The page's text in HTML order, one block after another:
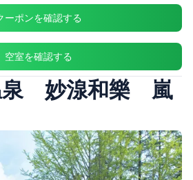
ーポンを確認する
空室を確認する
泉 妙湶和樂 嵐